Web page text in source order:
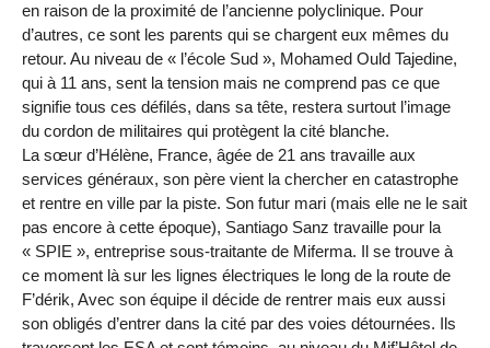
en raison de la proximité de l’ancienne polyclinique. Pour
d’autres, ce sont les parents qui se chargent eux mêmes du
retour. Au niveau de « l’école Sud », Mohamed Ould Tajedine,
qui à 11 ans, sent la tension mais ne comprend pas ce que
signifie tous ces défilés, dans sa tête, restera surtout l’image
du cordon de militaires qui protègent la cité blanche.
La sœur d’Hélène, France, âgée de 21 ans travaille aux
services généraux, son père vient la chercher en catastrophe
et rentre en ville par la piste. Son futur mari (mais elle ne le sait
pas encore à cette époque), Santiago Sanz travaille pour la
« SPIE », entreprise sous-traitante de Miferma. Il se trouve à
ce moment là sur les lignes électriques le long de la route de
F’dérik, Avec son équipe il décide de rentrer mais eux aussi
son obligés d’entrer dans la cité par des voies détournées. Ils